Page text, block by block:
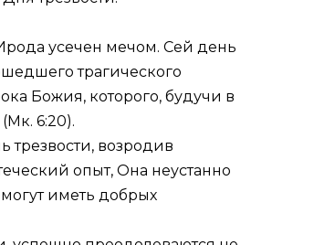
усечен мечом. Сей день
трагического
Божия, которого, будучи в
Мк. 6:20).
трезвости, возродив
опыт, Она неустанно
иметь добрых